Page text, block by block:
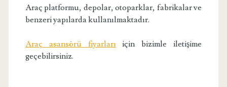
Araç platformu, depolar, otoparklar, fabrikalar ve
benzeri yapılarda kullanılmaktadır.
Araç asansörü fiyarları için bizimle iletişime
geçebilirsiniz.